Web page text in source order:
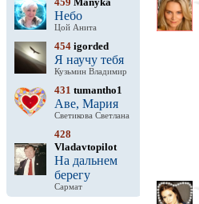
Небо
Цой Анита
454 igorded
Я научу тебя
Кузьмин Владимир
431 tumantho1
Аве, Мария
Светикова Светлана
428
Vladavtopilot
На дальнем
берегу
Сармат